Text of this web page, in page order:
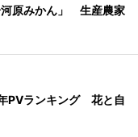
河原みかん」 生産農家
PVランキング 花と自